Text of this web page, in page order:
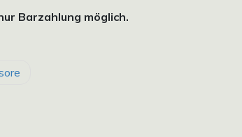
Barzahlung möglich.